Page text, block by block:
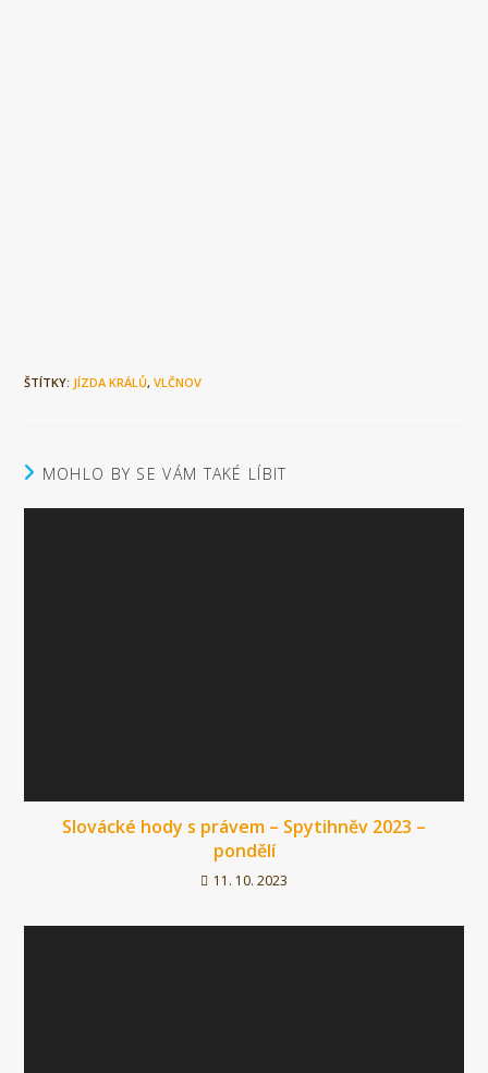
ŠTÍTKY: JÍZDA KRÁLŮ, VLČNOV
MOHLO BY SE VÁM TAKÉ LÍBIT
Slovácké hody s právem – Spytihněv 2023 –
pondělí
11. 10. 2023